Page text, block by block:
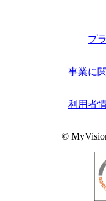
プ
事業に
利用者
©